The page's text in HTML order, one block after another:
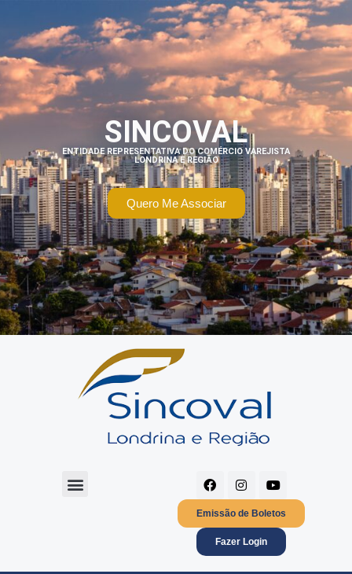
SINCOVAL
ENTIDADE REPRESENTATIVA DO COMÉRCIO VAREJISTA
LONDRINA E REGIÃO
Quero Me Associar
Emissão de Boletos
Fazer Login